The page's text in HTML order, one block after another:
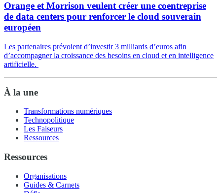
Orange et Morrison veulent créer une coentreprise
de data centers pour renforcer le cloud souverain
européen
Les partenaires prévoient d’investir 3 milliards d’euros afin
d’accompagner la croissance des besoins en cloud et en intelligence
artificielle.
À la une
Transformations numériques
Technopolitique
Les Faiseurs
Ressources
Ressources
Organisations
Guides & Carnets